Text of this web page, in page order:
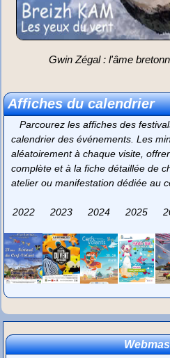
Gwin Zégal : l'âme
Affiches du calendrier
Parcourez les affiches des
calendrier des événements. Les
aléatoirement à chaque visite,
complète et à la fiche détaillée de
atelier ou manifestation dédiée au
2022 2023 2024 2025